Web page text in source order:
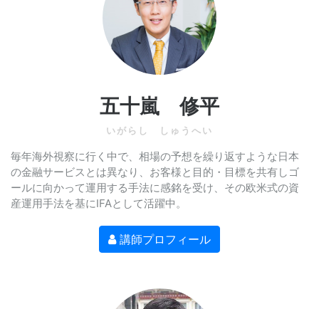
五十嵐 修平
いがらし しゅうへい
毎年海外視察に行く中で、相場の予想を繰り返すような日本
の金融サービスとは異なり、お客様と目的・目標を共有しゴ
ールに向かって運用する手法に感銘を受け、その欧米式の資
産運用手法を基にIFAとして活躍中。
講師プロフィール